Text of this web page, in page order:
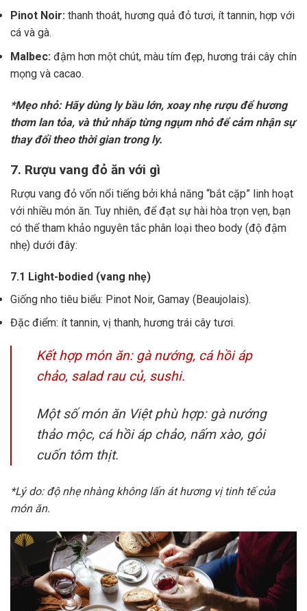
Pinot Noir: thanh thoát, hương quả đỏ tươi, ít tannin, hợp với
cá và gà.
Malbec: đậm hơn một chút, màu tím đẹp, hương trái cây chín
mọng và cacao.
*Mẹo nhỏ: Hãy dùng ly bầu lớn, xoay nhẹ rượu để hương
thơm lan tỏa, và thử nhấp từng ngụm nhỏ để cảm nhận sự
thay đổi theo thời gian trong ly.
7. Rượu vang đỏ ăn với gì
Rượu vang đỏ vốn nổi tiếng bởi khả năng “bắt cặp” linh hoạt
với nhiều món ăn. Tuy nhiên, để đạt sự hài hòa trọn vẹn, bạn
có thể tham khảo nguyên tắc phân loại theo body (độ đậm
nhẹ) dưới đây:
7.1 Light-bodied (vang nhẹ)
Giống nho tiêu biểu: Pinot Noir, Gamay (Beaujolais).
Đặc điểm: ít tannin, vị thanh, hương trái cây tươi.
Kết hợp món ăn: gà nướng, cá hồi áp
chảo, salad rau củ, sushi.
Một số món ăn Việt phù hợp: gà nướng
thảo mộc, cá hồi áp chảo, nấm xào, gỏi
cuốn tôm thịt.
*Lý do: độ nhẹ nhàng không lấn át hương vị tinh tế của
món ăn.